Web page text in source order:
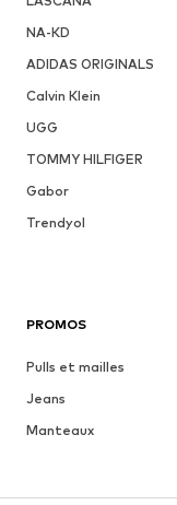
NA-KD
ADIDAS ORIGINALS
Calvin Klein
UGG
TOMMY HILFIGER
Gabor
Trendyol
PROMOS
Pulls et mailles
Jeans
Manteaux
Jupes